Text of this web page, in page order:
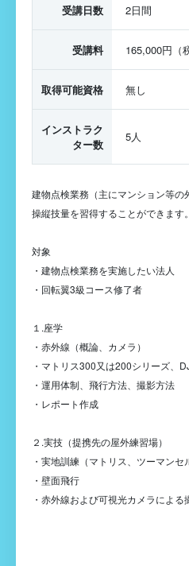
受講日数 2日間
受講料 165,000円（
取得可能資格 無し
インストラク
ター数
5人
建物点検業務（主にマンション等
操縦技量を習得することができます。
対象
・建物点検業務を実施したい法人
・回転翼3級コース修了者
１.座学
・赤外線（概論、カメラ）
・マトリス300又は200シリーズ、
・運用体制、飛行方法、撮影方法
・レポート作成
２.実技（提携先の屋外練習場）
・実地訓練（マトリス、ツーマンセ
・壁面飛行
・赤外線および可視光カメラによる